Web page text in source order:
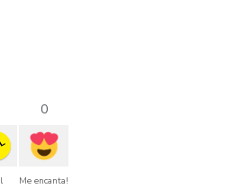
0
Me encanta!